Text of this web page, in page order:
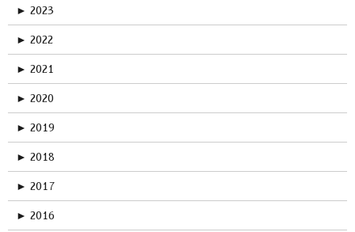
► 2023
► 2022
► 2021
► 2020
► 2019
► 2018
► 2017
► 2016